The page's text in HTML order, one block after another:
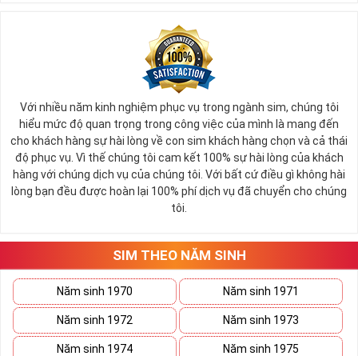
Ý nghĩa sim tứ quý 2
Theo quan niệm phong thủy
Số 2 tượng trưng cho sự cân bằng, hài hòa của âm dương và đất
trời. Sự cân bằng này giúp cho mọi việc đều thuận lợi và mang lại
nhiều may mắn trong cuộc sống và kinh doanh.
Số 2 còn biểu trưng cho lòng tốt, sự ổn định và tính hai mặt của
mọi vấn đề. Số 2 giúp cho họ có được sự lựa chọn, để đưa ra
những hướng giải quyết đúng đắn nhắt.
tứ 2 cùng xuất hiện trong một dãy số sim càng giúp cho ý nghĩa
sim tứ quýtăng lên gấp bội. Sở hữu sim Tứ Quý 2 giúp khích lệ tinh
thần người sở hữu là không sợ bất cứ điều gì mà hãy cứ làm thì
mọi điều tốt đẹp và may mắn ắt sẽ đến.
Lợi ích sim Tứ Quý 2 mang lại là gì?
Với nhiều năm kinh nghiệm phục vụ trong ngành sim, chúng tôi
hiểu mức độ quan trọng trong công việc của mình là mang đến
cho khách hàng sự hài lòng về con sim khách hàng chọn và cả thái
độ phục vụ. Vì thế chúng tôi cam kết 100% sự hài lòng của khách
hàng với chúng dịch vụ của chúng tôi. Với bất cứ điều gì không hài
lòng bạn đều được hoàn lại 100% phí dịch vụ đã chuyển cho chúng
tôi.
SIM THEO NĂM SINH
Năm sinh 1970 Năm sinh 1971
Năm sinh 1972 Năm sinh 1973
Năm sinh 1974 Năm sinh 1975